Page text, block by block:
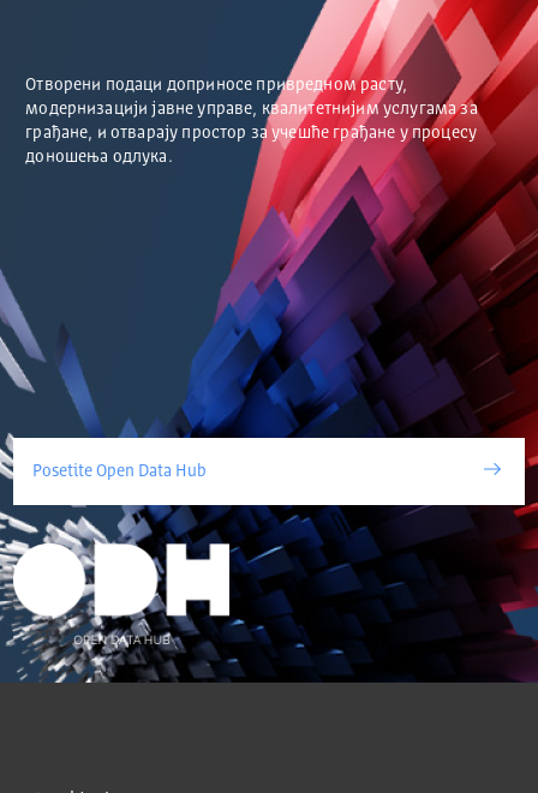
Отворени подаци доприносе привредном расту,
модернизацији јавне управе, квалитетнијим услугама за
грађане, и отварају простор за учешће грађане у процесу
доношења одлука.
Posetite Open Data Hub